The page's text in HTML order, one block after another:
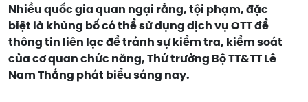
Nhiều quốc gia quan ngại rằng, tội phạm, đặc
biệt là khủng bố có thể sử dụng dịch vụ OTT để
thông tin liên lạc để tránh sự kiểm tra, kiểm soát
của cơ quan chức năng, Thứ trưởng Bộ TT&TT Lê
Nam Thắng phát biểu sáng nay.